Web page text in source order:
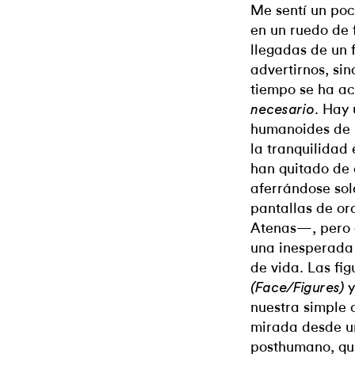
Me sentí un
en un ruedo de
llegadas de
advertirnos,
tiempo se ha
necesario. Hay
humanoides
la tranquilidad
han quitado
aferrándose
pantallas de
Atenas—, pero
una
de vida. Las
(Face/Figures)
nuestra simple
mirada desde
posthumano,